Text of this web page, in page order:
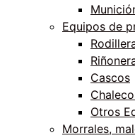
Equipos de
Cascos
Otros
Morrales,